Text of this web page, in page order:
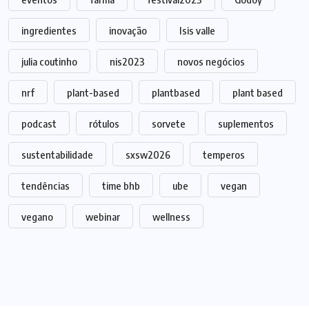
ingredientes inovação Isis valle
julia coutinho nis2023 novos negócios
nrf plant-based plantbased plant based
podcast rótulos sorvete suplementos
sustentabilidade sxsw2026 temperos
tendências time bhb ube vegan
vegano webinar wellness